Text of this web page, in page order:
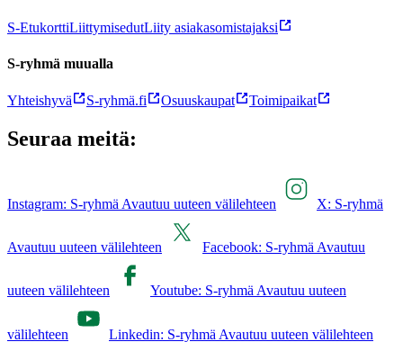
S-EtukorttiLiittymisedutLiity asiakasomistajaksi
S-ryhmä muualla
Yhteishyvä S-ryhmä.fi Osuuskaupat Toimipaikat
Seuraa meitä:
Instagram: S-ryhmä Avautuu uuteen välilehteen X: S-ryhmä
Avautuu uuteen välilehteen Facebook: S-ryhmä Avautuu
uuteen välilehteen Youtube: S-ryhmä Avautuu uuteen
välilehteen Linkedin: S-ryhmä Avautuu uuteen välilehteen